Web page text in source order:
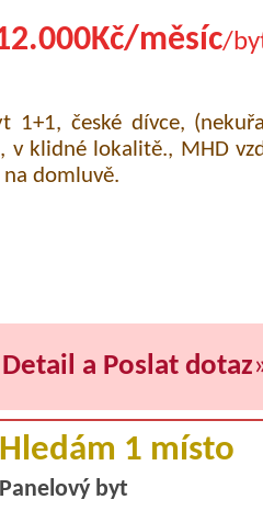
měsíc/
1+1, české dívce,
v klidné lokalitě., MHD
domluvě.
Detail a Poslat dotaz
Hledám 1 místo
Panelový byt